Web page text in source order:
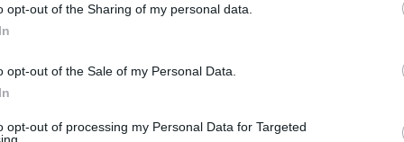
opt-out of the Sharing of my personal data.
opt-out of the Sale of my Personal Data.
opt-out of processing my Personal Data for Targeted
konfliktin e tyre politik, si dhe njëherësh të
respektoi Kodin Zgjedhor. Ai legjitimoi mbledhjen
Për pasojë, KZAZ nuk do të mund të zgjedhin
nga partia kryesore e opozitës. Vendimi